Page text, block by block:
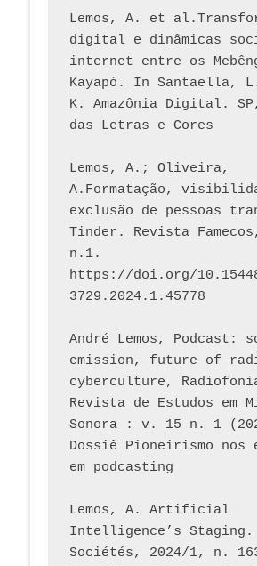
Lemos, A. et
digital e dinâmicas
internet entre os
Kayapó. In Santaella,
K. Amazônia Digital.
das Letras e Cores
Lemos, A.; Oliveira,
A.Formatação,
exclusão de pessoas
Tinder. Revista
n.1.
https://doi.org/
3729.2024.1.45778
André Lemos, Podcast:
emission, future of
cyberculture,
Revista de Estudos em
Sonora : v. 15 n. 1
Dossiê Pioneirismo nos
em podcasting
Lemos, A. Artificial
Intelligence’s
Sociétés, 2024/1, n.